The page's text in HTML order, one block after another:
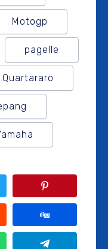
Motogp
pagelle
Quartararo